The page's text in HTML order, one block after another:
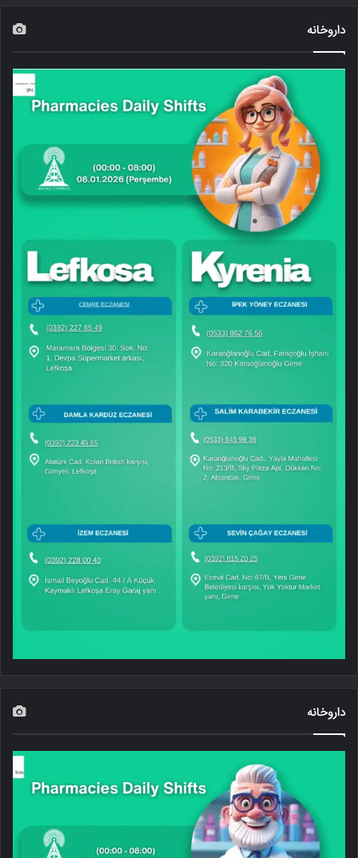
داروخانه
داروخانه